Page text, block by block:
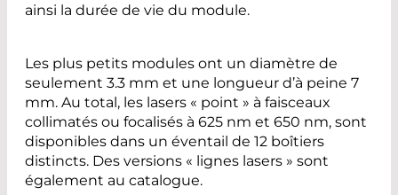
ainsi la durée de vie du module.
Les plus petits modules ont un diamètre de
seulement 3.3 mm et une longueur d’à peine 7
mm. Au total, les lasers « point » à faisceaux
collimatés ou focalisés à 625 nm et 650 nm, sont
disponibles dans un éventail de 12 boîtiers
distincts. Des versions « lignes lasers » sont
également au catalogue.